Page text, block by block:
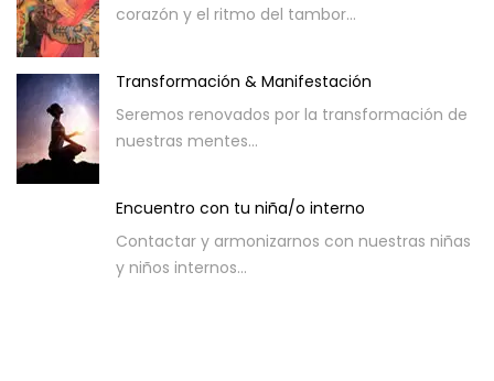
corazón y el ritmo del tambor...
Transformación & Manifestación
Seremos renovados por la transformación de
nuestras mentes...
Encuentro con tu niña/o interno
Contactar y armonizarnos con nuestras niñas
y niños internos...